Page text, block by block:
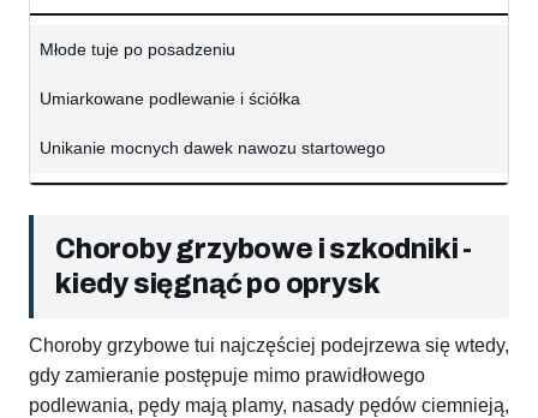
Młode tuje po posadzeniu
Umiarkowane podlewanie i ściółka
Unikanie mocnych dawek nawozu startowego
Choroby grzybowe i szkodniki -
kiedy sięgnąć po oprysk
Choroby grzybowe tui najczęściej podejrzewa się wtedy,
gdy zamieranie postępuje mimo prawidłowego
podlewania, pędy mają plamy, nasady pędów ciemnieją,